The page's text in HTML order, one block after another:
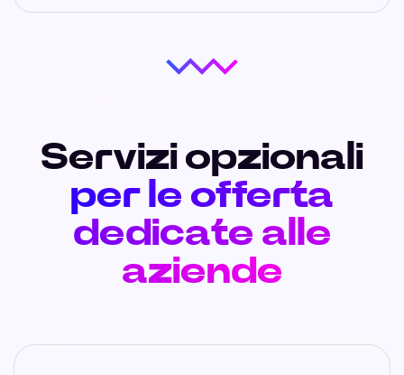
Servizi opzionali
per le offerta
dedicate alle
aziende